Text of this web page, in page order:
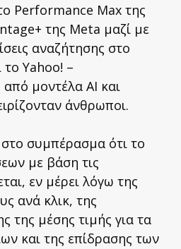
Performance Max της
της Meta μαζί με
αναζήτησης στο
Yahoo! –
από μοντέλα AI και
άνθρωποι.
συμπέρασμα ότι το
με βάση τις
εν μέρει λόγω της
ανά κλικ, της
της μέσης τιμής για τα
και της επίδρασης των